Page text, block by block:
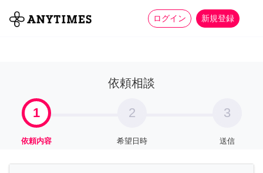
ログイン 新規登録
全て 家事 more_horiz
依頼相談
1
依頼内容
2
希望日時
3
送信